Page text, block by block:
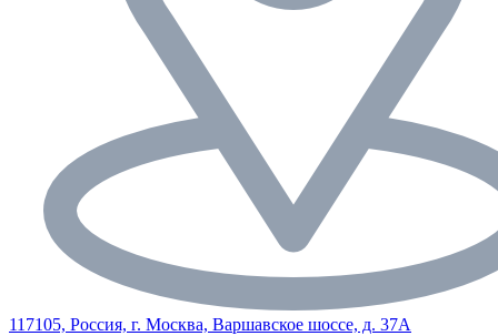
117105, Россия, г. Москва, Варшавское шоссе, д. 37А